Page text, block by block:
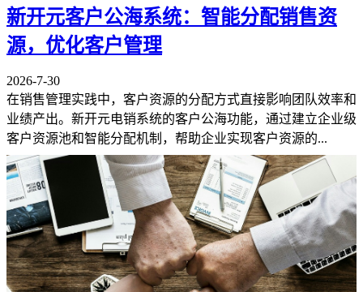
新开元客户公海系统：智能分配销售资
源，优化客户管理
2026-7-30
在销售管理实践中，客户资源的分配方式直接影响团队效率和
业绩产出。新开元电销系统的客户公海功能，通过建立企业级
客户资源池和智能分配机制，帮助企业实现客户资源的...